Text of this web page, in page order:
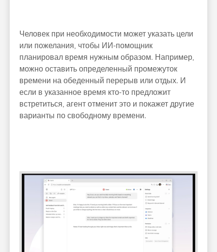
Человек при необходимости может указать цели
или пожелания, чтобы ИИ-помощник
планировал время нужным образом. Например,
можно оставить определенный промежуток
времени на обеденный перерыв или отдых. И
если в указанное время кто-то предложит
встретиться, агент отменит это и покажет другие
варианты по свободному времени.